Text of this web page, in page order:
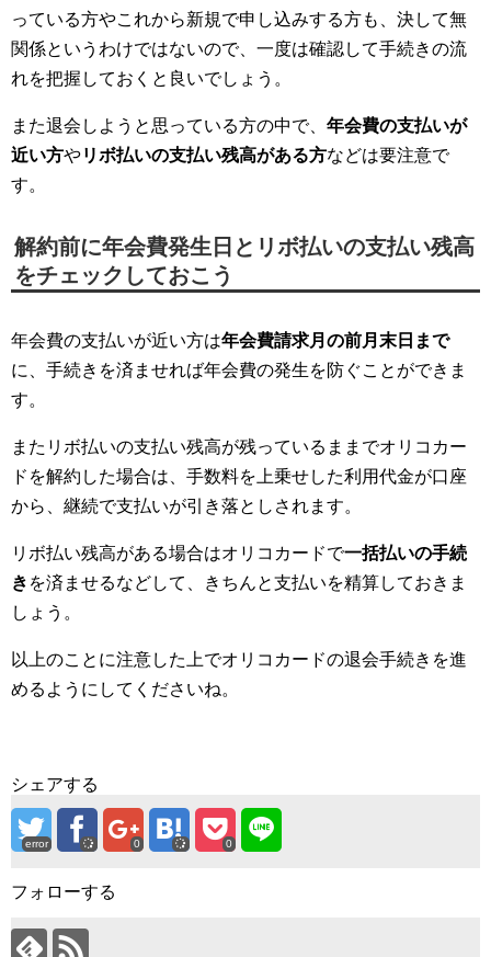
っている方やこれから新規で申し込みする方も、決して無
関係というわけではないので、一度は確認して手続きの流
れを把握しておくと良いでしょう。
また退会しようと思っている方の中で、 年会費の支払いが
近い方やリボ払いの支払い残高がある方などは要注意で
す。
解約前に年会費発生日とリボ払いの支払い残高
をチェックしておこう
年会費の支払いが近い方は年会費請求月の前月末日まで
に、手続きを済ませれば年会費の発生を防ぐことができま
す。
またリボ払いの支払い残高が残っているままでオリコカー
ドを解約した場合は、手数料を上乗せした利用代金が口座
から、継続で支払いが引き落としされます。
リボ払い残高がある場合はオリコカードで一括払いの手続
き を済ませるなどして、きちんと支払いを精算しておきま
しょう。
以上のことに注意した上でオリコカードの退会手続きを進
めるようにしてくださいね。
シェアする
error 0 0
フォローする